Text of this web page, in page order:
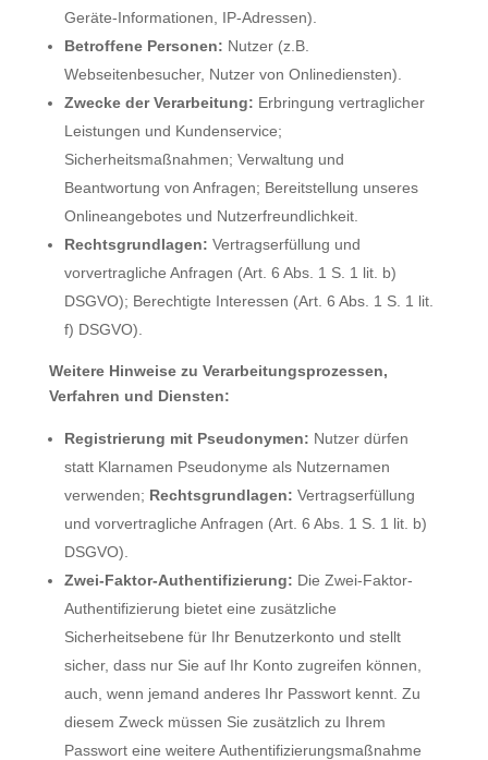
Geräte-Informationen, IP-Adressen).
Betroffene Personen: Nutzer (z.B.
Webseitenbesucher, Nutzer von Onlinediensten).
Zwecke der Verarbeitung: Erbringung vertraglicher
Leistungen und Kundenservice;
Sicherheitsmaßnahmen; Verwaltung und
Beantwortung von Anfragen; Bereitstellung unseres
Onlineangebotes und Nutzerfreundlichkeit.
Rechtsgrundlagen: Vertragserfüllung und
vorvertragliche Anfragen (Art. 6 Abs. 1 S. 1 lit. b)
DSGVO); Berechtigte Interessen (Art. 6 Abs. 1 S. 1 lit.
f) DSGVO).
Weitere Hinweise zu Verarbeitungsprozessen,
Verfahren und Diensten:
Registrierung mit Pseudonymen: Nutzer dürfen
statt Klarnamen Pseudonyme als Nutzernamen
verwenden; Rechtsgrundlagen: Vertragserfüllung
und vorvertragliche Anfragen (Art. 6 Abs. 1 S. 1 lit. b)
DSGVO).
Zwei-Faktor-Authentifizierung: Die Zwei-Faktor-
Authentifizierung bietet eine zusätzliche
Sicherheitsebene für Ihr Benutzerkonto und stellt
sicher, dass nur Sie auf Ihr Konto zugreifen können,
auch, wenn jemand anderes Ihr Passwort kennt. Zu
diesem Zweck müssen Sie zusätzlich zu Ihrem
Passwort eine weitere Authentifizierungsmaßnahme